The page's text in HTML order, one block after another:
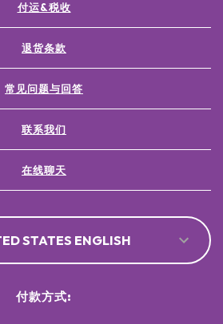
付运&税收
退货条款
常见问题与回答
联系我们
在线聊天
STATES ENGLISH
付款方式: